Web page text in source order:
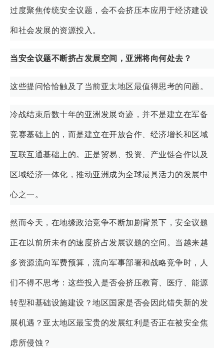
过度聚焦传统安全议题，会不会挤压本应用于经济建设
和社会发展的资源投入。
当安全议题不断挤占发展空间，亚洲将向何处去？
这些提问恰恰触及了当前亚太地区最值得思考的问题。
冷战结束后数十年的亚洲发展奇迹，并不是建立在军备
竞赛基础上的，而是建立在开放合作、经济增长和区域
互联互通基础上的。正是贸易、投资、产业链合作以及
区域经济一体化，推动亚洲成为全球最具活力的发展中
心之一。
然而今天，在地缘政治竞争不断加剧背景下，安全议题
正在以前所未有的速度挤占发展议题的空间。当越来越
多资源流向军费预算，流向军事部署和战略竞争时，人
们不得不思考：这些投入是否会挤压教育、医疗、能源
转型和基础设施建设？地区国家是否会因此错失新的发
展机遇？亚太地区最宝贵的发展红利是否正在被安全焦
虑所侵蚀？